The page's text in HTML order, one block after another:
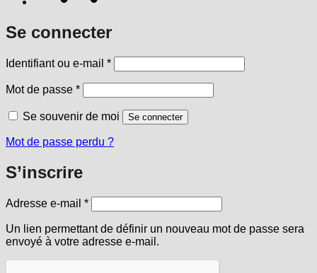
Se connecter
Identifiant ou e-mail *Obligatoire
Mot de passe *Obligatoire
Se souvenir de moi Se connecter
Mot de passe perdu ?
S’inscrire
Adresse e-mail *Obligatoire
Un lien permettant de définir un nouveau mot de passe sera
envoyé à votre adresse e-mail.